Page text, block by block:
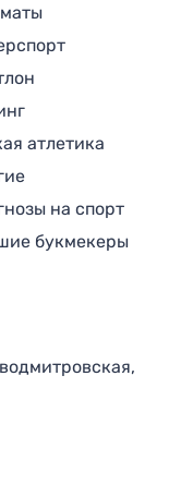
атлетика
на спорт
букмекеры